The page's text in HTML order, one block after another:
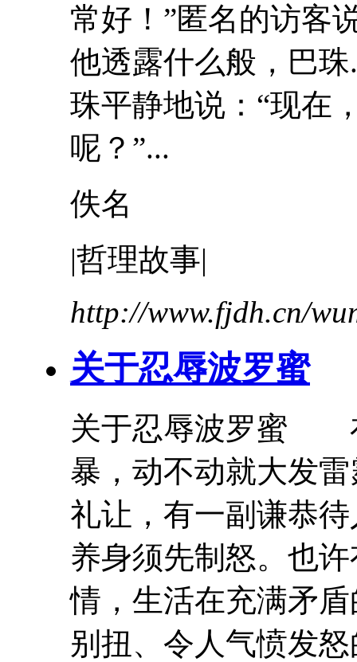
常好！”匿名的访客
他透露什么般，巴
珠平静地说：“现在
呢？”...
佚名
|哲理故事|
http://www.fjdh.cn/
关于忍辱波罗蜜
关于忍辱波罗蜜 在
暴，动不动就大发
礼让，有一副谦恭
养身须先制怒。也
情，生活在充满矛
别扭、令人气愤发